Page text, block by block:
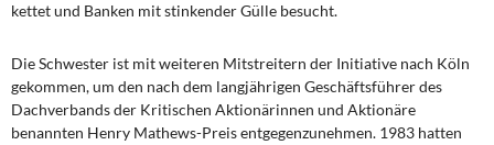
Institut Solidarische Moderne
Rosa-Luxemburg-Stiftung
Über mich
kettet und Banken mit stinkender Gülle besucht.
Die Schwester ist mit weiteren Mitstreitern der Initiative nach Köln
gekommen, um den nach dem langjährigen Geschäftsführer des
Dachverbands der Kritischen Aktionärinnen und Aktionäre
benannten Henry Mathews-Preis entgegenzunehmen. 1983 hatten